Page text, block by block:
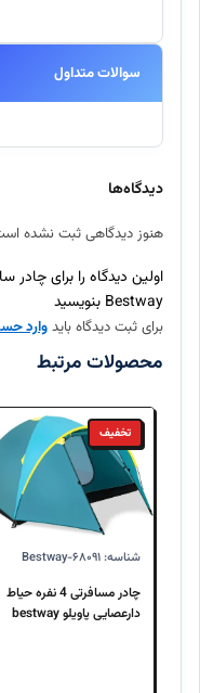
سوالات متداول
آیا این محصول اورجینال
بله، تمامی محصولات
ارسال سفارش چند روز
آیا امکان بازگرداندن کالا
دیدگاه‌ها
هنوز دیدگاهی ثبت نشده
Bestway بنویسید
برای ثبت دیدگاه بایدوارد
محصولات مرتبط
تخفیف
شناسه: Bestway-۶۸۰۹۱
چادر مسافرتی 4 نفره حیاط
دارعصایی پاویلو bestway